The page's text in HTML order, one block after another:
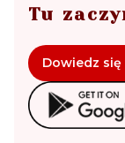
Tu
Dowiedz